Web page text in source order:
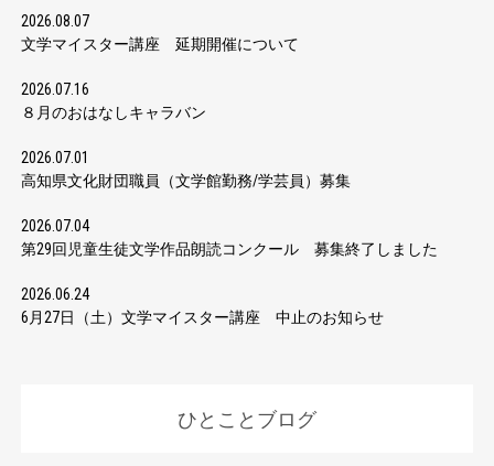
2026.08.07
文学マイスター講座 延期開催について
2026.07.16
８月のおはなしキャラバン
2026.07.01
高知県文化財団職員（文学館勤務/学芸員）募集
2026.07.04
第29回児童生徒文学作品朗読コンクール 募集終了しました
2026.06.24
6月27日（土）文学マイスター講座 中止のお知らせ
ひとことブログ